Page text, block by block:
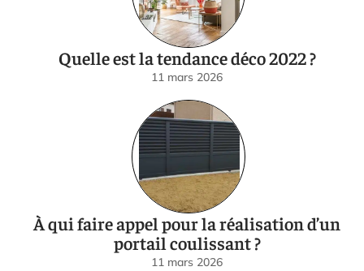
Quelle est la tendance déco 2022 ?
11 mars 2026
À qui faire appel pour la réalisation d’un
portail coulissant ?
11 mars 2026